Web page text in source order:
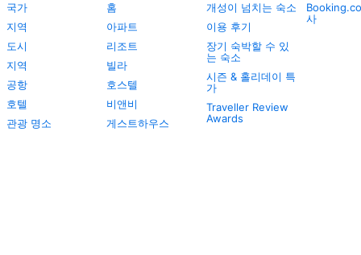
국가
지역
도시
지역
공항
호텔
관광 명소
홈
아파트
리조트
빌라
호스텔
비앤비
게스트하우스
개성이 넘치는 숙소
이용 후기
장기 숙박할 수 있
는 숙소
시즌 & 홀리데이 특
가
Traveller Review
Awards
사